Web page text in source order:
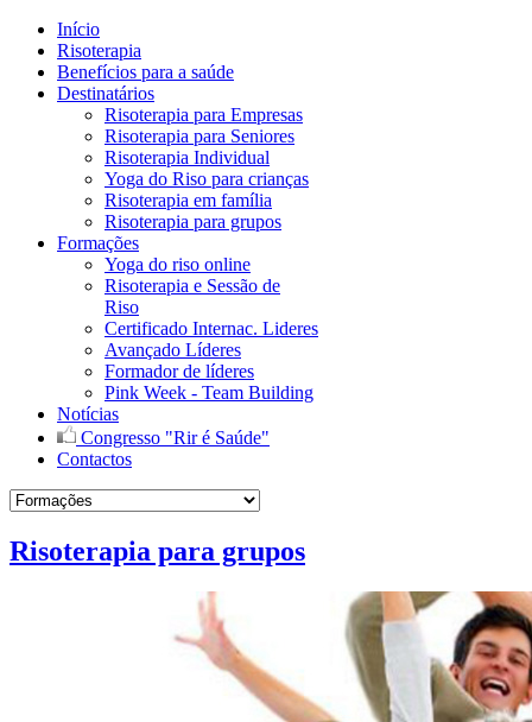
Início
Risoterapia
Benefícios para a saúde
Destinatários
Risoterapia para Empresas
Risoterapia para Seniores
Risoterapia Individual
Yoga do Riso para crianças
Risoterapia em família
Risoterapia para grupos
Formações
Yoga do riso online
Risoterapia e Sessão de
Riso
Certificado Internac. Lideres
Avançado Líderes
Formador de líderes
Pink Week - Team Building
Notícias
Congresso "Rir é Saúde"
Contactos
Risoterapia para grupos